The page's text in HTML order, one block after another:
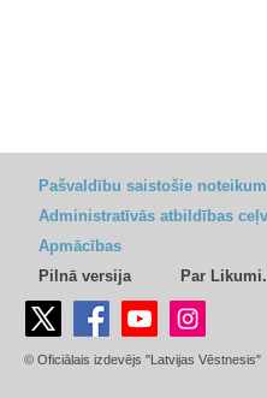
Pašvaldību saistošie
Administratīvās atbildības
Apmācības
Pilnā versija
Par
© Oficiālais izdevējs "Latvijas Vēstnesis"